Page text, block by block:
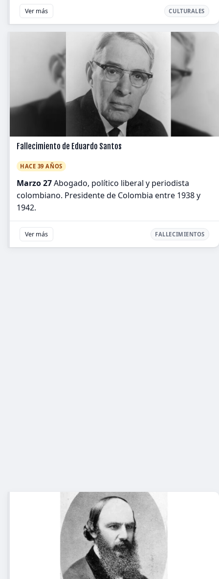
Ver más CULTURALES
Fallecimiento de Eduardo Santos
HACE 39 AÑOS
Marzo 27Abogado, político liberal y periodista
colombiano. Presidente de Colombia entre 1938 y
1942.
Ver más FALLECIMIENTOS